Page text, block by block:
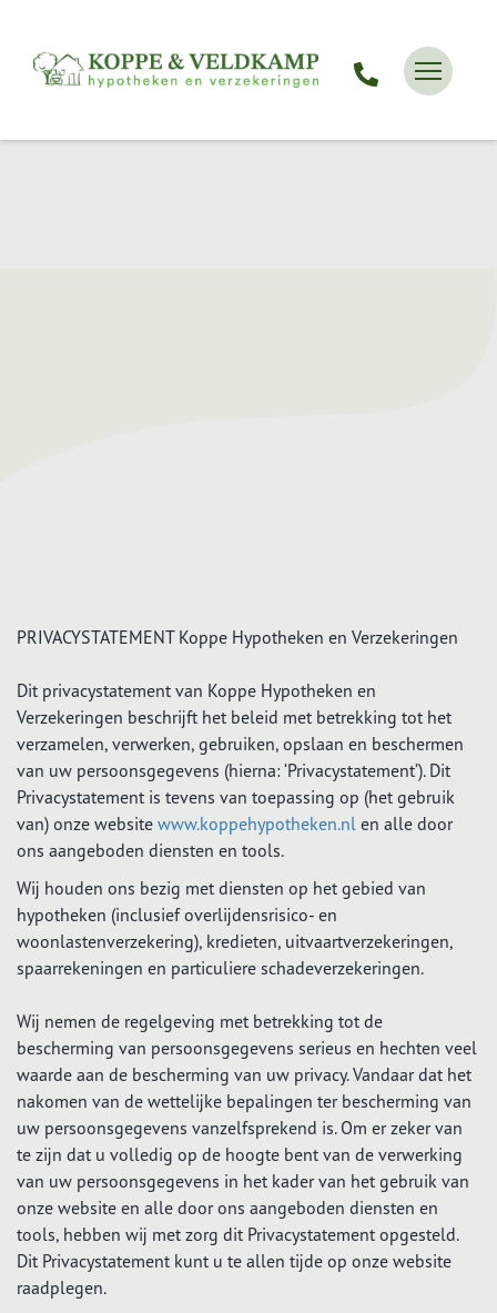
PRIVACYSTATEMENT Koppe Hypotheken en Verzekeringen
Dit privacystatement van Koppe Hypotheken en
Verzekeringen beschrijft het beleid met betrekking tot het
verzamelen, verwerken, gebruiken, opslaan en beschermen
van uw persoonsgegevens (hierna: ‘Privacystatement’). Dit
Privacystatement is tevens van toepassing op (het gebruik
van) onze website www.koppehypotheken.nl en alle door
ons aangeboden diensten en tools.
Wij houden ons bezig met diensten op het gebied van
hypotheken (inclusief overlijdensrisico- en
woonlastenverzekering), kredieten, uitvaartverzekeringen,
spaarrekeningen en particuliere schadeverzekeringen.
Wij nemen de regelgeving met betrekking tot de
bescherming van persoonsgegevens serieus en hechten veel
waarde aan de bescherming van uw privacy. Vandaar dat het
nakomen van de wettelijke bepalingen ter bescherming van
uw persoonsgegevens vanzelfsprekend is. Om er zeker van
te zijn dat u volledig op de hoogte bent van de verwerking
van uw persoonsgegevens in het kader van het gebruik van
onze website en alle door ons aangeboden diensten en
tools, hebben wij met zorg dit Privacystatement opgesteld.
Dit Privacystatement kunt u te allen tijde op onze website
raadplegen.